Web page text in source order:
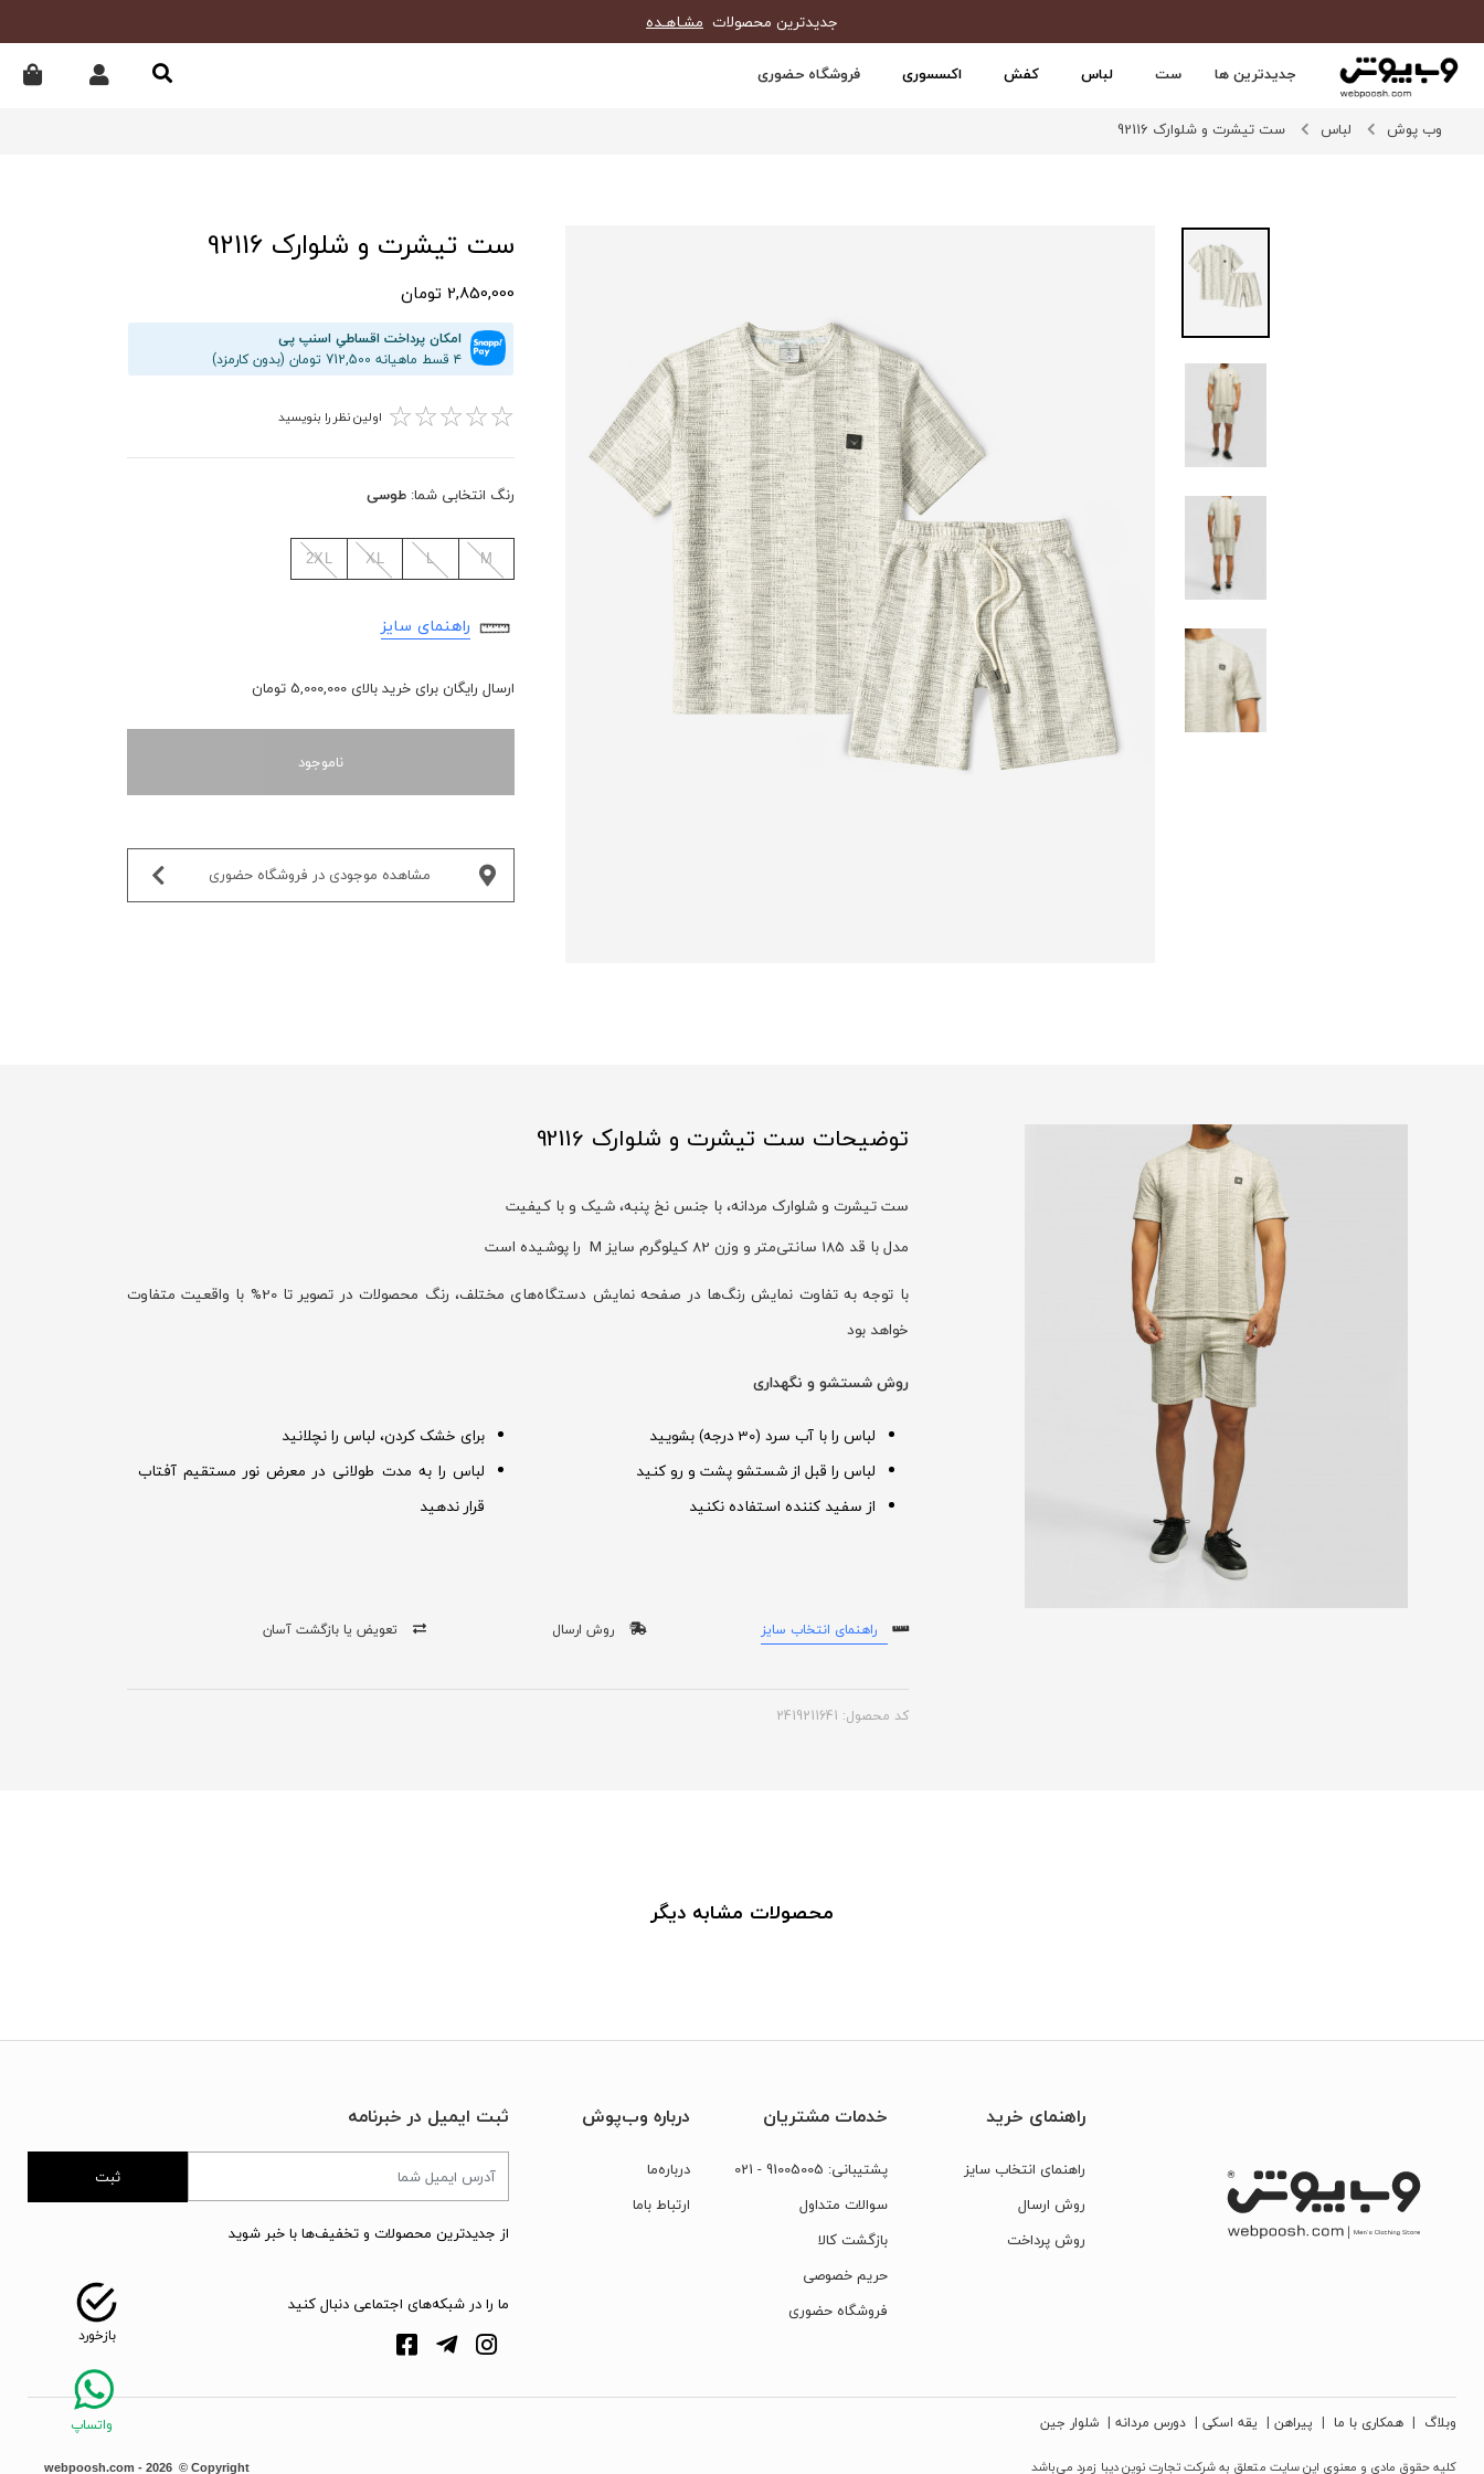
جدیدترین محصولات مشـاهـده
جدیدترین ها ست لباس کفش اکسسوری فروشگاه حضوری
وب پوش لباس ست تیشرت و شلوارک 92116
ست تیشرت و شلوارک 92116
2,850,000 تومان
امکان پرداخت اقساطیِ اسنپ پی
۴ قسط ماهیانه 712,500 تومان (بدون کارمزد)
☆
☆
☆
☆
☆ اولین نظر را بنویسید
رنگ انتخابی شما: طوسی
M
L
XL
2XL
راهنمای سایز
ارسال رایگان برای خرید بالای 5,000,000 تومان
ناموجود
مشاهده موجودی در فروشگاه حضوری‌
توضیحات ست تیشرت و شلوارک 92116
ست تیشرت و شلوارک مردانه، با جنس نخ پنبه، شیک و با کیفیت
مدل با قد 185 سانتی‌متر و وزن 82 کیلوگرم سایز M را پوشیده است
با توجه به تفاوت نمایش رنگ‌ها در صفحه نمایش دستگاه‌های
مختلف، رنگ محصولات در تصویر تا 20% با واقعیت متفاوت
خواهد بود
روش شستشو و نگهداری
لباس را با آب سرد (30 درجه) بشویید
لباس را قبل از شستشو پشت و رو کنید
از سفید کننده استفاده نکنید
برای خشک کردن، لباس را نچلانید
لباس را به مدت طولانی در معرض نور مستقیم آفتاب
قرار ندهید
راهنمای انتخاب سایز روش ارسال تعویض یا بازگشت آسان
کد محصول: 2419211641
محصولات مشابه دیگر
راهنمای خرید
راهنمای انتخاب سایز
روش ارسال
روش پرداخت
خدمات مشتریان
پشتیبانی: 91005005
- 021
سوالات متداول
بازگشت کالا
حریم خصوصی
فروشگاه حضوری
درباره وب‌پوش
درباره‌ما
ارتباط‌ با‌ما
ثبت ایمیل در خبرنامه
ثبت
از جدیدترین محصولات و تخفیف‌ها با خبر شوید
ما را در شبکه‌های اجتماعی دنبال کنید
وبلاگ | همکاری با ما | پیراهن | یقه اسکی | دورس مردانه | شلوار جین
کلیه حقوق مادی و معنوی این سایت متعلق به شرکت تجارت نوین دیبا زمرد می‌باشد webpoosh.com - 2026 © Copyright